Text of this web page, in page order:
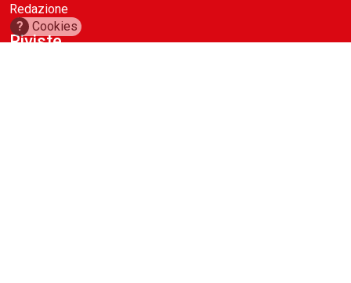
Redazione
Riviste
? Cookies